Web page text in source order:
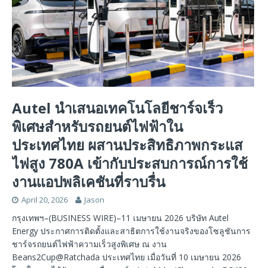
Autel นำเสนอเทคโนโลยีชาร์จเร็ว
พิเศษสำหรับรถยนต์ไฟฟ้าใน
ประเทศไทย ผสานประสิทธิภาพกระแส
ไฟสูง 780A เข้ากับประสบการณ์การใช้
งานแอปพลิเคชันที่ราบรื่น
April 20, 2026 Jason
กรุงเทพฯ–(BUSINESS WIRE)–11 เมษายน 2026 บริษัท Autel
Energy ประกาศการติดตั้งและสาธิตการใช้งานจริงของโซลูชันการ
ชาร์จรถยนต์ไฟฟ้าความเร็วสูงพิเศษ ณ งาน
Beans2Cup@Ratchada ประเทศไทย เมื่อวันที่ 10 เมษายน 2026